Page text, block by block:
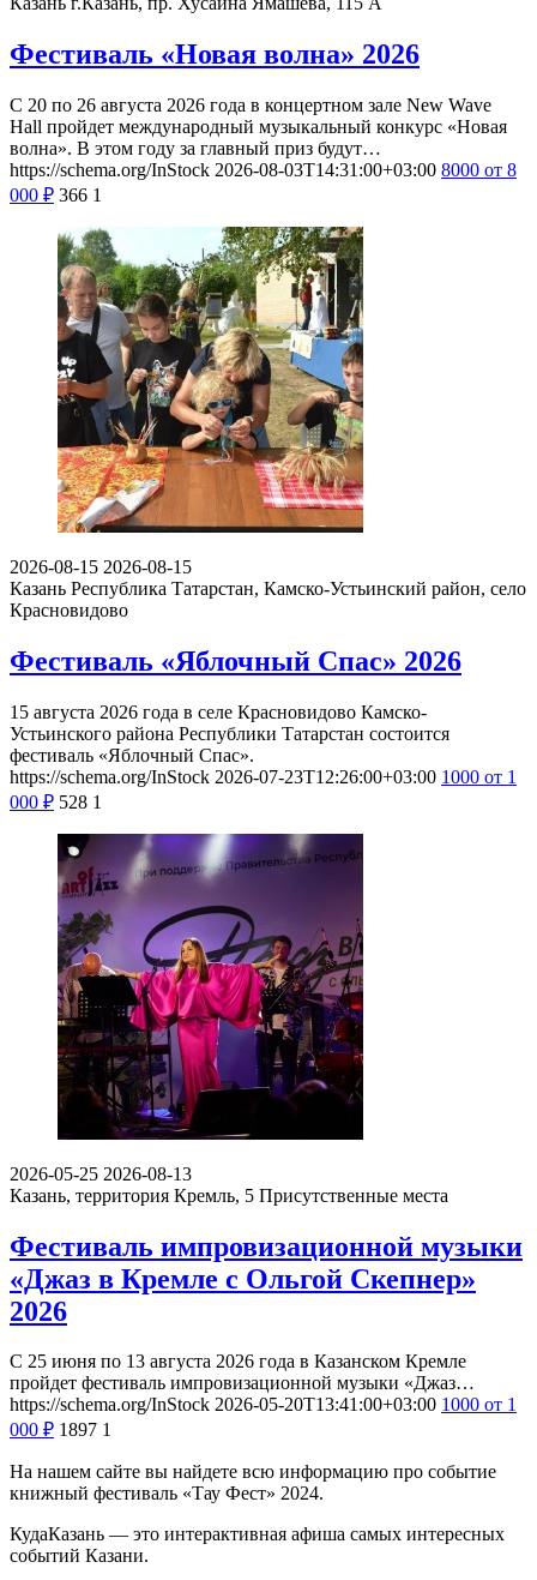
Фестиваль «Новая волна» 2026
С 20 по 26 августа 2026 года в концертном зале New Wave
Hall пройдет международный музыкальный конкурс «Новая
волна». В этом году за главный приз будут…
https://schema.org/InStock 2026-08-03T14:31:00+03:00 8000 от 8
000 ₽ 366 1
2026-08-15 2026-08-15
Казань Республика Татарстан, Камско-Устьинский район, село
Красновидово
Фестиваль «Яблочный Спас» 2026
15 августа 2026 года в селе Красновидово Камско-
Устьинского района Республики Татарстан состоится
фестиваль «Яблочный Спас».
https://schema.org/InStock 2026-07-23T12:26:00+03:00 1000 от 1
000 ₽ 528 1
2026-05-25 2026-08-13
Казань, территория Кремль, 5 Присутственные места
Фестиваль импровизационной музыки
«Джаз в Кремле с Ольгой Скепнер»
2026
С 25 июня по 13 августа 2026 года в Казанском Кремле
пройдет фестиваль импровизационной музыки «Джаз…
https://schema.org/InStock 2026-05-20T13:41:00+03:00 1000 от 1
000 ₽ 1897 1
На нашем сайте вы найдете всю информацию про событие
книжный фестиваль «Тау Фест» 2024.
КудаКазань — это интерактивная афиша самых интересных
событий Казани.